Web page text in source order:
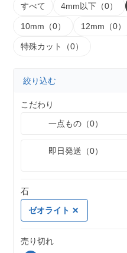
すべて 4mm以下（0）
10mm（0） 12mm（0）
特殊カット（0）
絞り込む
こだわり
一点もの（0）
即日発送（0）
石
ゼオライト
売り切れ